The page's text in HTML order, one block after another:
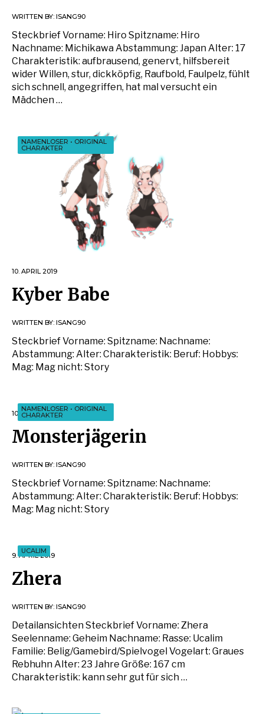
WRITTEN BY: ISANG90
Steckbrief Vorname: Hiro Spitzname: Hiro
Nachname: Michikawa Abstammung: Japan Alter: 17
Charakteristik: aufbrausend, genervt, hilfsbereit
wider Willen, stur, dickköpfig, Raufbold, Faulpelz, fühlt
sich schnell, angegriffen, hat mal versucht ein
Mädchen …
NAMENLOSER • ORIGINAL
CHARAKTER
10. APRIL 2019
Kyber Babe
WRITTEN BY: ISANG90
Steckbrief Vorname: Spitzname: Nachname:
Abstammung: Alter: Charakteristik: Beruf: Hobbys:
Mag: Mag nicht: Story
NAMENLOSER • ORIGINAL
CHARAKTER
10. APRIL 2019
Monsterjägerin
WRITTEN BY: ISANG90
Steckbrief Vorname: Spitzname: Nachname:
Abstammung: Alter: Charakteristik: Beruf: Hobbys:
Mag: Mag nicht: Story
UCALIM
9. APRIL 2019
Zhera
WRITTEN BY: ISANG90
Detailansichten Steckbrief Vorname: Zhera
Seelenname: Geheim Nachname: Rasse: Ucalim
Familie: Belig/Gamebird/Spielvogel Vogelart: Graues
Rebhuhn Alter: 23 Jahre Größe: 167 cm
Charakteristik: kann sehr gut für sich …